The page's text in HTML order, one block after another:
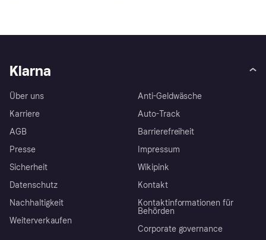
Klarna
Über uns
Karriere
AGB
Presse
Sicherheit
Datenschutz
Nachhaltigkeit
Weiterverkaufen
Anti-Geldwäsche
Auto-Track
Barrierefreiheit
Impressum
Wikipink
Kontakt
Kontaktinformationen für
Behörden
Corporate governance